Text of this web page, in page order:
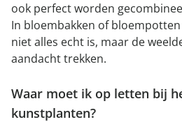
ook perfect worden
In bloembakken of
niet alles echt is, maar de
aandacht trekken.
Waar moet ik op letten bij
kunstplanten?